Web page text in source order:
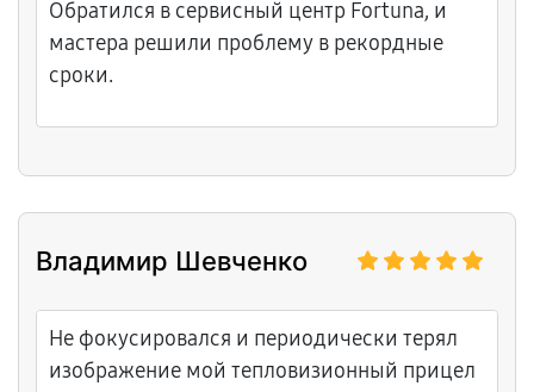
Обратился в сервисный центр Fortuna, и
мастера решили проблему в рекордные
сроки.
Владимир Шевченко
Не фокусировался и периодически терял
изображение мой тепловизионный прицел